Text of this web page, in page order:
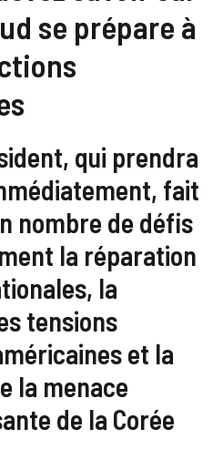
se prépare à
qui prendra
fait
nombre de défis
la réparation
la
tensions
et la
la menace
de la Corée